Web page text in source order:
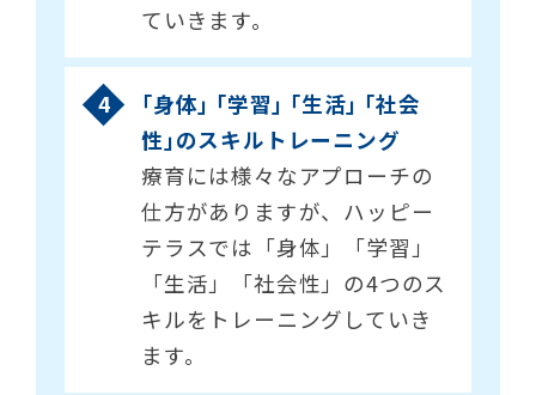
ていきます。
｢身体｣ ｢学習｣ ｢生活｣ ｢社会
性｣のスキルトレーニング
療育には様々なアプローチの
仕方がありますが、ハッピー
テラスでは「身体」「学習」
「生活」「社会性」の4つのス
キルをトレーニングしていき
ます。